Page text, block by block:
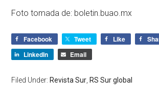
Foto tomada de: boletin.buao.mx
Facebook Tweet Like
LinkedIn
Email
Filed Under: Revista Sur RS Sur global